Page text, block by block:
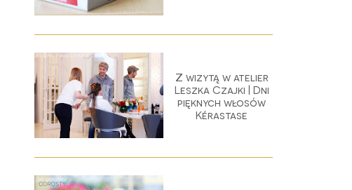
Z wizytą w atelier
Leszka Czajki | Dni
pięknych włosów
Kérastase